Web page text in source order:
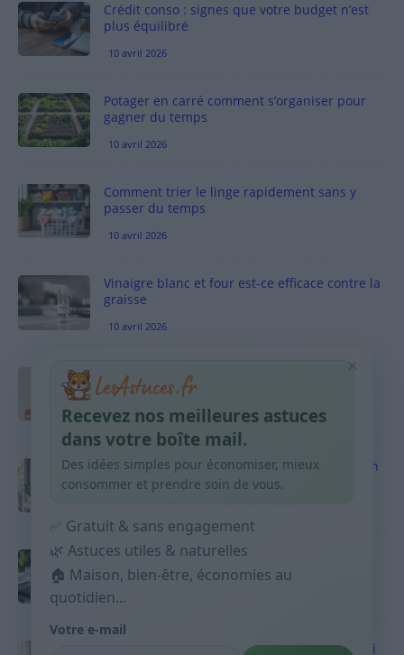
Crédit conso : signes que votre budget n’est
plus équilibré
10 avril 2026
Potager en carré comment s’organiser pour
gagner du temps
10 avril 2026
Comment trier le linge rapidement sans y
passer du temps
10 avril 2026
Vinaigre blanc et four est-ce efficace contre la
graisse
10 avril 2026
Taches pigmentaires : routine simple +
habitudes qui aident
9 avril 2026
Produits ménagers : comment économiser en
courses sans acheter 10 sprays
Budget mensuel : méthode rapide pour
répartir son salaire dès le jour de paie
9 avril 2026
Sport 10 minutes par jour est-ce utile et quoi
×
Recevez nos meilleures astuces
dans votre boîte mail.
Des idées simples pour économiser, mieux
consommer et prendre soin de vous.
✅ Gratuit & sans engagement
🌿 Astuces utiles & naturelles
🏠 Maison, bien-être, économies au
quotidien...
Votre e-mail